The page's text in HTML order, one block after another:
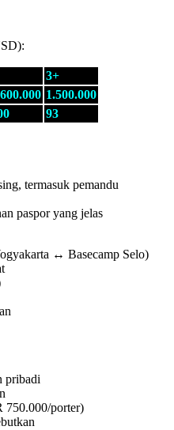
3+
1.500.000
93
termasuk pemandu
paspor yang jelas
↔ Basecamp Selo)
pribadi
750.000/porter)